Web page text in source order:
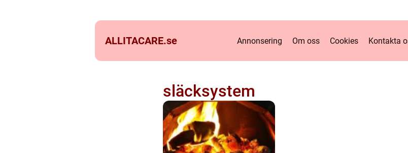
ALLITACARE.se Annonsering Om oss Cookies Kontakta
släcksystem